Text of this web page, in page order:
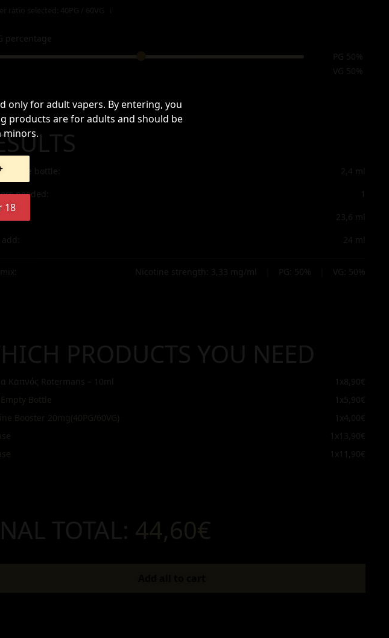
percentage
PG 50%
VG 50%
inside bottle: 2,4 ml
needed:
1
23,6 ml
24 ml
Nicotine strength: 3,33 mg/ml PG: 50% VG: 50%
PRODUCTS YOU NEED
Καπνός Rotermans – 10ml 1x8,90€
Bottle
1x5,90€
Booster 20mg(40PG/60VG)
1x4,00€
1x 13,90€
1x 11,90€
TOTAL: 44,60€
only for adult vapers. By entering, you
products are for adults and should be
minors.
18